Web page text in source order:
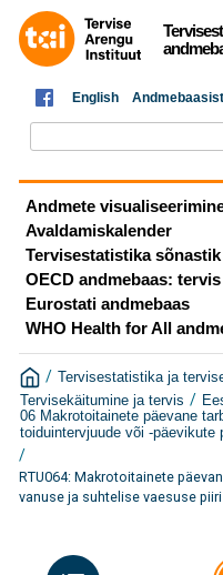
English Andmebaasist
Andmete
Avaldamiskalender
Tervisestatistika sõnastik
OECD andmebaas: tervis
Eurostati andmebaas
WHO Health for All
/ Tervisestatistika ja
Tervisekäitumine ja tervis /
06 Makrotoitainete päevane
toiduintervjuude või -päevikute
/
RTU064: Makrotoitainete
vanuse ja suhtelise vaesuse